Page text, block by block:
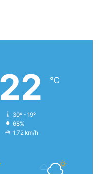
22 ℃
30º - 19º
68%
1.72 km/h